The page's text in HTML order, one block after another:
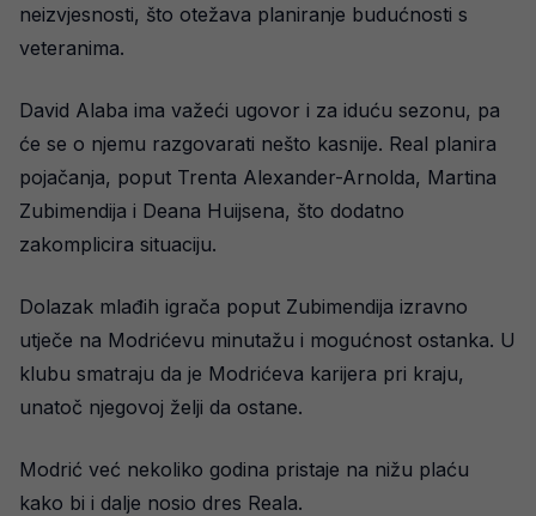
neizvjesnosti, što otežava planiranje budućnosti s
veteranima.
David Alaba ima važeći ugovor i za iduću sezonu, pa
će se o njemu razgovarati nešto kasnije. Real planira
pojačanja, poput Trenta Alexander-Arnolda, Martina
Zubimendija i Deana Huijsena, što dodatno
zakomplicira situaciju.
Dolazak mlađih igrača poput Zubimendija izravno
utječe na Modrićevu minutažu i mogućnost ostanka. U
klubu smatraju da je Modrićeva karijera pri kraju,
unatoč njegovoj želji da ostane.
Modrić već nekoliko godina pristaje na nižu plaću
kako bi i dalje nosio dres Reala.